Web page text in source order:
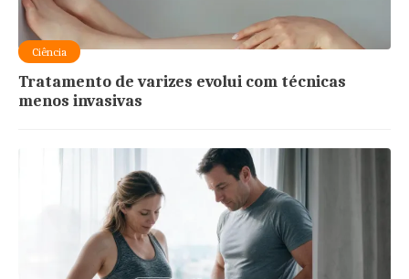
Ciência
Tratamento de varizes evolui com técnicas
menos invasivas